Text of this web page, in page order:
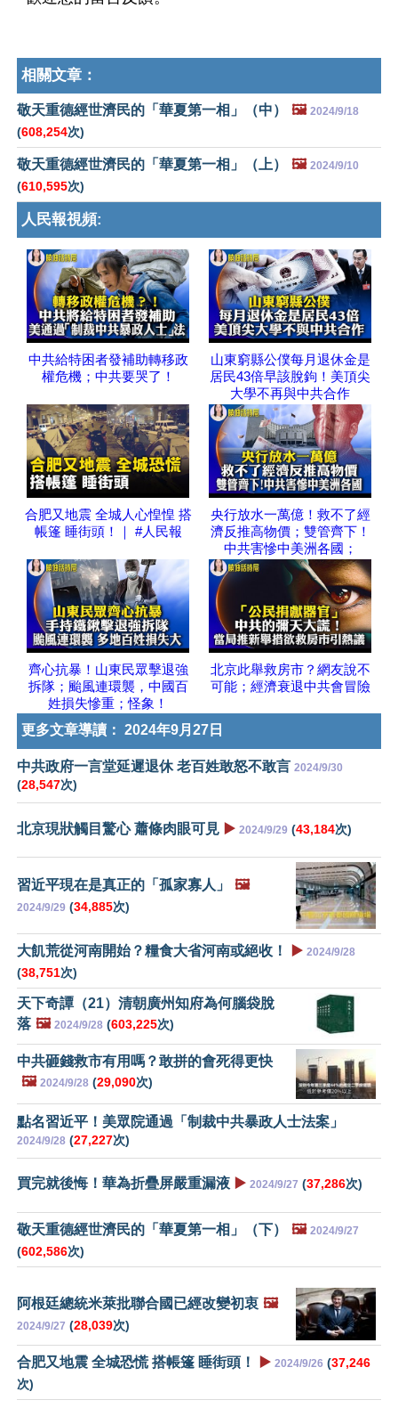
相關文章：
敬天重德經世濟民的「華夏第一相」（中） 🖼️ 2024/9/18
(608,254次)
敬天重德經世濟民的「華夏第一相」（上） 🖼️ 2024/9/10
(610,595次)
人民報視頻:
中共給特困者發補助轉移政
權危機；中共要哭了！
山東窮縣公僕每月退休金是
居民43倍早該脫鉤！美頂尖
大學不再與中共合作
合肥又地震 全城人心惶惶 搭
帳篷 睡街頭！｜ #人民報
央行放水一萬億！救不了經
濟反推高物價；雙管齊下！
中共害慘中美洲各國；
齊心抗暴！山東民眾擊退強
拆隊；颱風連環襲，中國百
姓損失慘重；怪象！
北京此舉救房市？網友說不
可能；經濟衰退中共會冒險
更多文章導讀： 2024年9月27日
中共政府一言堂延遲退休 老百姓敢怒不敢言 2024/9/30
(28,547次)
北京現狀觸目驚心 蕭條肉眼可見 ▶️ 2024/9/29 (43,184次)
習近平現在是真正的「孤家寡人」 🖼️
2024/9/29 (34,885次)
大飢荒從河南開始？糧食大省河南或絕收！ ▶️ 2024/9/28
(38,751次)
天下奇譚（21）清朝廣州知府為何腦袋脫
落 🖼️ 2024/9/28 (603,225次)
中共砸錢救市有用嗎？敢拼的會死得更快
🖼️ 2024/9/28 (29,090次)
點名習近平！美眾院通過「制裁中共暴政人士法案」
2024/9/28 (27,227次)
買完就後悔！華為折疊屏嚴重漏液 ▶️ 2024/9/27 (37,286次)
敬天重德經世濟民的「華夏第一相」（下） 🖼️ 2024/9/27
(602,586次)
阿根廷總統米萊批聯合國已經改變初衷 🖼️
2024/9/27 (28,039次)
合肥又地震 全城恐慌 搭帳篷 睡街頭！ ▶️ 2024/9/26 (37,246
次)